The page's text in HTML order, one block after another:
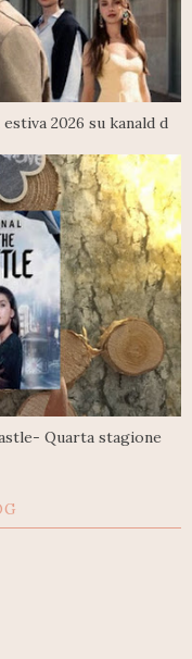
2026 su kanald d
Quarta stagione